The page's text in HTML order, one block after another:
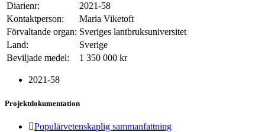
Diarienr:
2021-58
Kontaktperson:
Maria Viketoft
Förvaltande organ: Sveriges lantbruksuniversitet
Land:
Sverige
Beviljade medel:
1 350 000 kr
2021-58
Projektdokumentation
Populärvetenskaplig sammanfattning